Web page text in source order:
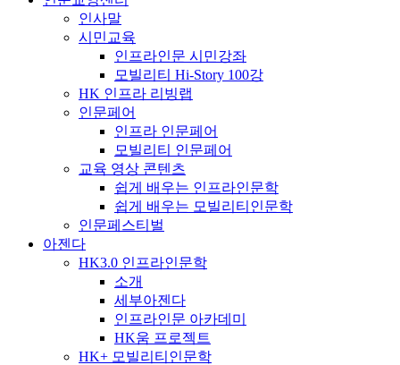
인사말
시민교육
인프라인문 시민강좌
모빌리티 Hi-Story 100강
HK 인프라 리빙랩
인문페어
인프라 인문페어
모빌리티 인문페어
교육 영상 콘텐츠
쉽게 배우는 인프라인문학
쉽게 배우는 모빌리티인문학
인문페스티벌
아젠다
HK3.0 인프라인문학
소개
세부아젠다
인프라인문 아카데미
HK움 프로젝트
HK+ 모빌리티인문학